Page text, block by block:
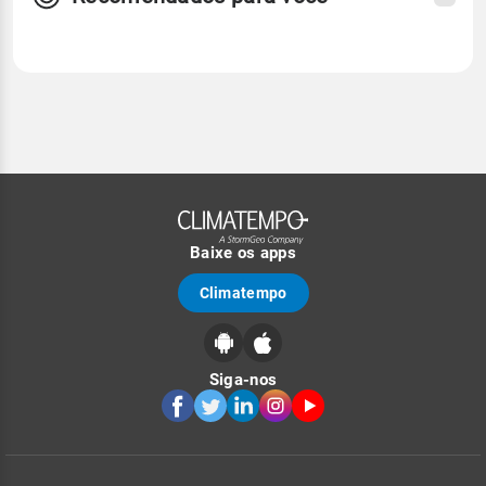
Baixe os apps
Climatempo
Siga-nos